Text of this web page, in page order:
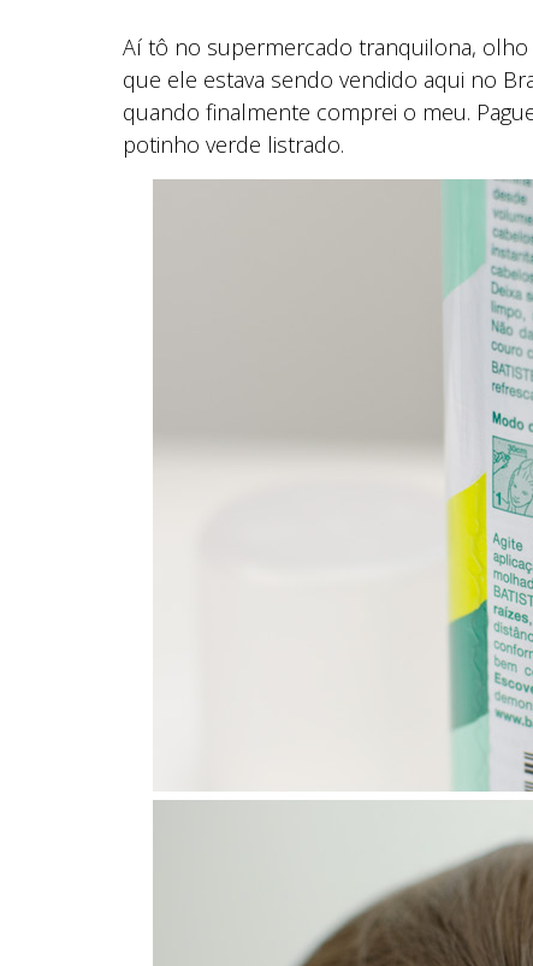
Aí tô no supermercado tranquilona, olho
que ele estava sendo vendido aqui no
quando finalmente comprei o meu.
potinho verde listrado.